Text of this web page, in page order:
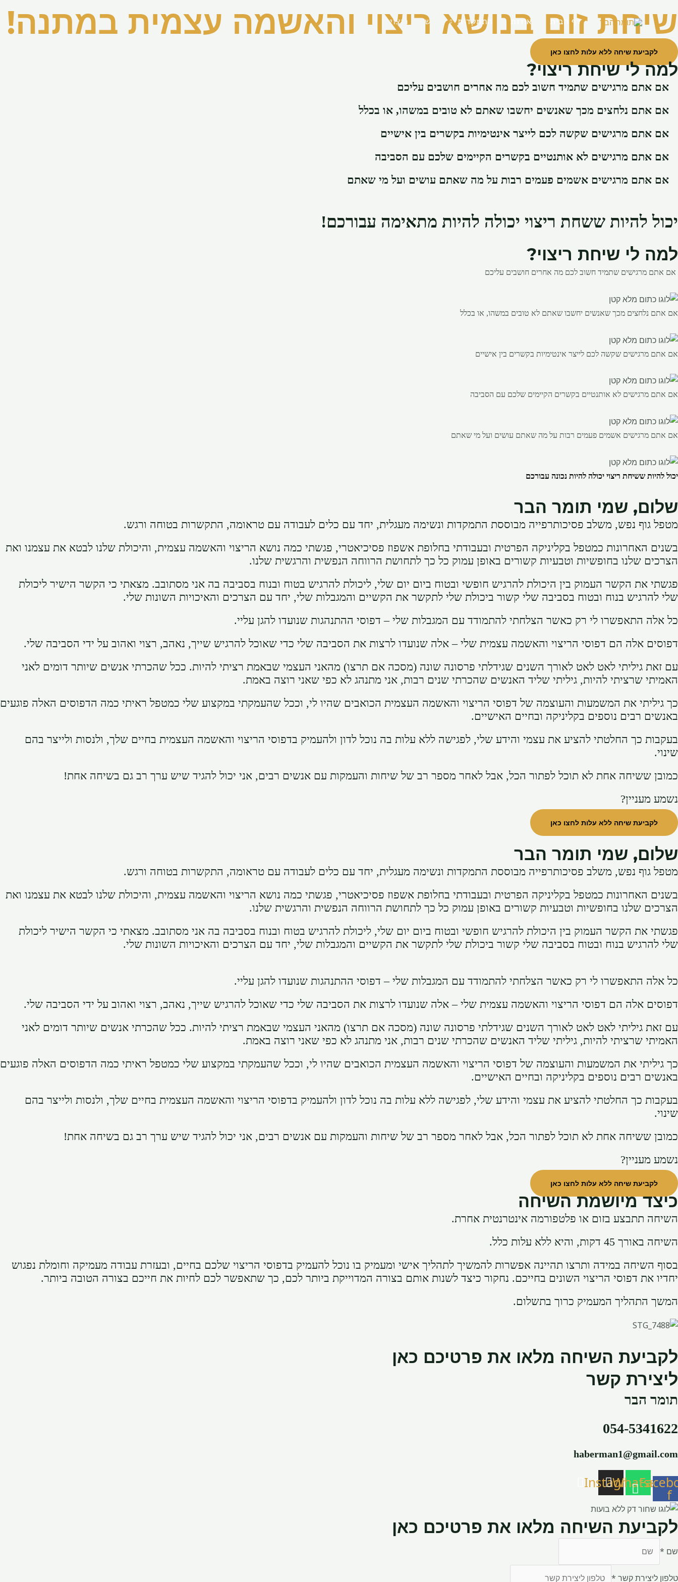
לתוכן
דף הבית אודות התמקדות שיחת ריצוי
שיחת זום בנושא ריצוי והאשמה עצמית במתנה!
לקביעת שיחה ללא עלות לחצו כאן
למה לי שיחת ריצוי?
אם אתם מרגישים שתמיד חשוב לכם מה אחרים חושבים עליכם
אם אתם נלחצים מכך שאנשים יחשבו שאתם לא טובים במשהו, או בכלל
אם אתם מרגישים שקשה לכם לייצר אינטימיות בקשרים בין אישיים
אם אתם מרגישים לא אותנטיים בקשרים הקיימים שלכם עם הסביבה
אם אתם מרגישים אשמים פעמים רבות על מה שאתם עושים ועל מי שאתם
יכול להיות ששחת ריצוי יכולה להיות מתאימה עבורכם!
למה לי שיחת ריצוי?
אם אתם מרגישים שתמיד חשוב לכם מה אחרים חושבים עליכם
אם אתם נלחצים מכך שאנשים יחשבו שאתם לא טובים במשהו, או בכלל
אם אתם מרגישים שקשה לכם לייצר אינטימיות בקשרים בין אישיים
אם אתם מרגישים לא אותנטיים בקשרים הקיימים שלכם עם הסביבה
אם אתם מרגישים אשמים פעמים רבות על מה שאתם עושים ועל מי שאתם
יכול להיות ששיחת ריצוי יכולה להיות נכונה עבורכם
שלום, שמי תומר הבר
מטפל גוף נפש, משלב פסיכותרפייה מבוססת התמקדות ונשימה מעגלית, יחד עם כלים לעבודה עם טראומה, התקשרות בטוחה ורגש.
בשנים האחרונות כמטפל בקליניקה הפרטית ובעבודתי בחלופת אשפוז פסיכיאטרי, פגשתי כמה נושא הריצוי והאשמה עצמית, והיכולת שלנו לבטא את עצמנו ואת
הצרכים שלנו בחופשיות וטבעיות קשורים באופן עמוק כל כך לתחושת הרווחה הנפשית והרגשית שלנו.
פגשתי את הקשר העמוק בין היכולת להרגיש חופשי ובטוח ביום יום שלי, ליכולת להרגיש בטוח ובנוח בסביבה בה אני מסתובב. מצאתי כי הקשר הישיר ליכולת
שלי להרגיש בנוח ובטוח בסביבה שלי קשור ביכולת שלי לתקשר את הקשיים והמגבלות שלי, יחד עם הצרכים והאיכויות השונות שלי.
כל אלה התאפשרו לי רק כאשר הצלחתי להתמודד עם המגבלות שלי – דפוסי ההתנהגות שנועדו להגן עליי.
דפוסים אלה הם דפוסי הריצוי והאשמה עצמית שלי – אלה שנועדו לרצות את הסביבה שלי כדי שאוכל להרגיש שייך, נאהב, רצוי ואהוב על ידי הסביבה שלי.
עם זאת גיליתי לאט לאט לאורך השנים שגידלתי פרסונה שונה (מסכה אם תרצו) מהאני העצמי שבאמת רציתי להיות. ככל שהכרתי אנשים שיותר דומים לאני
האמיתי שרציתי להיות, גיליתי שליד האנשים שהכרתי שנים רבות, אני מתנהג לא כפי שאני רוצה באמת.
כך גיליתי את המשמעות והעוצמה של דפוסי הריצוי והאשמה העצמית הכואבים שהיו לי, וככל שהעמקתי במקצוע שלי כמטפל ראיתי כמה הדפוסים האלה פוגעים
באנשים רבים נוספים בקליניקה ובחיים האישיים.
בעקבות כך החלטתי להציע את עצמי והידע שלי, לפגישה ללא עלות בה נוכל לדון ולהעמיק בדפוסי הריצוי והאשמה העצמית בחיים שלך, ולנסות ולייצר בהם
שינוי.
כמובן ששיחה אחת לא תוכל לפתור הכל, אבל לאחר מספר רב של שיחות והעמקות עם אנשים רבים, אני יכול להגיד שיש ערך רב גם בשיחה אחת!
נשמע מעניין?
לקביעת שיחה ללא עלות לחצו כאן
שלום, שמי תומר הבר
מטפל גוף נפש, משלב פסיכותרפייה מבוססת התמקדות ונשימה מעגלית, יחד עם כלים לעבודה עם טראומה, התקשרות בטוחה ורגש.
בשנים האחרונות כמטפל בקליניקה הפרטית ובעבודתי בחלופת אשפוז פסיכיאטרי, פגשתי כמה נושא הריצוי והאשמה עצמית, והיכולת שלנו לבטא את עצמנו ואת
הצרכים שלנו בחופשיות וטבעיות קשורים באופן עמוק כל כך לתחושת הרווחה הנפשית והרגשית שלנו.
פגשתי את הקשר העמוק בין היכולת להרגיש חופשי ובטוח ביום יום שלי, ליכולת להרגיש בטוח ובנוח בסביבה בה אני מסתובב. מצאתי כי הקשר הישיר ליכולת
שלי להרגיש בנוח ובטוח בסביבה שלי קשור ביכולת שלי לתקשר את הקשיים והמגבלות שלי, יחד עם הצרכים והאיכויות השונות שלי.
כל אלה התאפשרו לי רק כאשר הצלחתי להתמודד עם המגבלות שלי – דפוסי ההתנהגות שנועדו להגן עליי.
דפוסים אלה הם דפוסי הריצוי והאשמה עצמית שלי – אלה שנועדו לרצות את הסביבה שלי כדי שאוכל להרגיש שייך, נאהב, רצוי ואהוב על ידי הסביבה שלי.
עם זאת גיליתי לאט לאט לאורך השנים שגידלתי פרסונה שונה (מסכה אם תרצו) מהאני העצמי שבאמת רציתי להיות. ככל שהכרתי אנשים שיותר דומים לאני
האמיתי שרציתי להיות, גיליתי שליד האנשים שהכרתי שנים רבות, אני מתנהג לא כפי שאני רוצה באמת.
כך גיליתי את המשמעות והעוצמה של דפוסי הריצוי והאשמה העצמית הכואבים שהיו לי, וככל שהעמקתי במקצוע שלי כמטפל ראיתי כמה הדפוסים האלה פוגעים
באנשים רבים נוספים בקליניקה ובחיים האישיים.
בעקבות כך החלטתי להציע את עצמי והידע שלי, לפגישה ללא עלות בה נוכל לדון ולהעמיק בדפוסי הריצוי והאשמה העצמית בחיים שלך, ולנסות ולייצר בהם
שינוי.
כמובן ששיחה אחת לא תוכל לפתור הכל, אבל לאחר מספר רב של שיחות והעמקות עם אנשים רבים, אני יכול להגיד שיש ערך רב גם בשיחה אחת!
נשמע מעניין?
לקביעת שיחה ללא עלות לחצו כאן
כיצד מיושמת השיחה
השיחה תתבצע בזום או פלטפורמה אינטרנטית אחרת.
השיחה באורך 45 דקות, והיא ללא עלות כלל.
בסוף השיחה במידה ותרצו תהיינה אפשרות להמשיך לתהליך אישי ומעמיק בו נוכל להעמיק בדפוסי הריצוי שלכם בחיים, ובעזרת עבודה מעמיקה וחומלת נפגוש
יחדיו את דפוסי הריצוי השונים בחייכם. נחקור כיצד לשנות אותם בצורה המדוייקת ביותר לכם, כך שתאפשר לכם לחיות את חייכם בצורה הטובה ביותר.
המשך התהליך המעמיק כרוך בתשלום.
לקביעת השיחה מלאו את פרטיכם כאן
ליצירת קשר
תומר הבר
054-5341622
haberman1@gmail.com
f
Whatsapp
Instagram
לקביעת השיחה מלאו את פרטיכם כאן
שם *
טלפון ליצירת קשר *